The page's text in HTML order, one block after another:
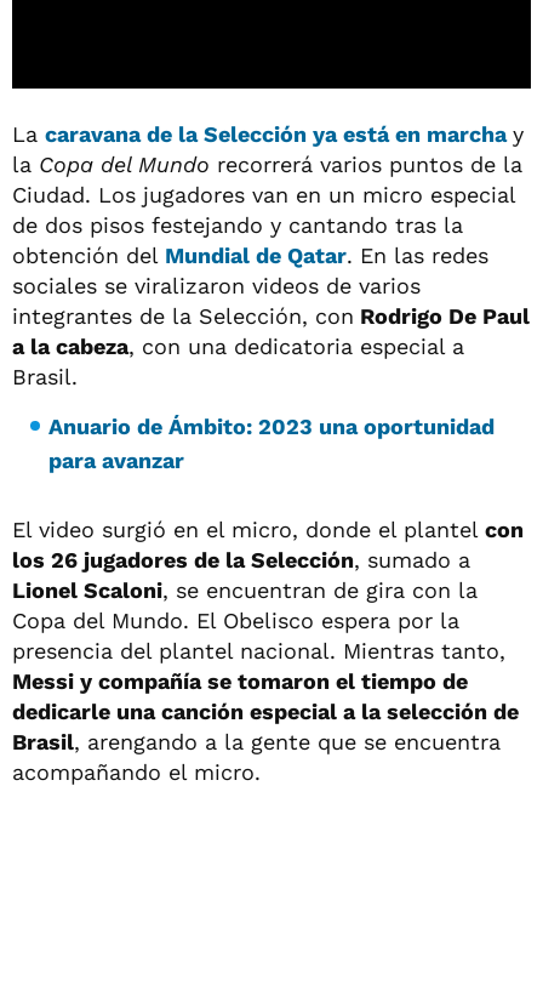
La caravana de la Selección ya está en marchay
la Copa del Mundo recorrerá varios puntos de la
Ciudad. Los jugadores van en un micro especial
de dos pisos festejando y cantando tras la
obtención del Mundial de Qatar. En las redes
sociales se viralizaron videos de varios
integrantes de la Selección, con Rodrigo De Paul
a la cabeza, con una dedicatoria especial a
Brasil.
Anuario de Ámbito: 2023 una oportunidad
para avanzar
El video surgió en el micro, donde el plantel con
los 26 jugadores de la Selección, sumado a
Lionel Scaloni, se encuentran de gira con la
Copa del Mundo. El Obelisco espera por la
presencia del plantel nacional. Mientras tanto,
Messi y compañía se tomaron el tiempo de
dedicarle una canción especial a la selección de
Brasil, arengando a la gente que se encuentra
acompañando el micro.